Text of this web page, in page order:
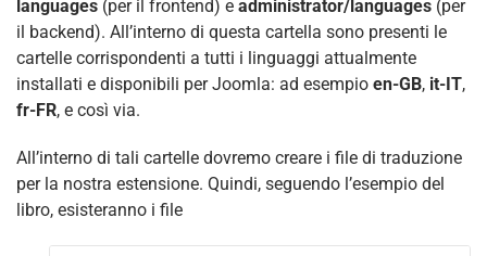
languages (per il frontend) e administrator/languages (per
il backend). All’interno di questa cartella sono presenti le
cartelle corrispondenti a tutti i linguaggi attualmente
installati e disponibili per Joomla: ad esempio en-GB, it-IT,
fr-FR, e così via.
All’interno di tali cartelle dovremo creare i file di traduzione
per la nostra estensione. Quindi, seguendo l’esempio del
libro, esisteranno i file